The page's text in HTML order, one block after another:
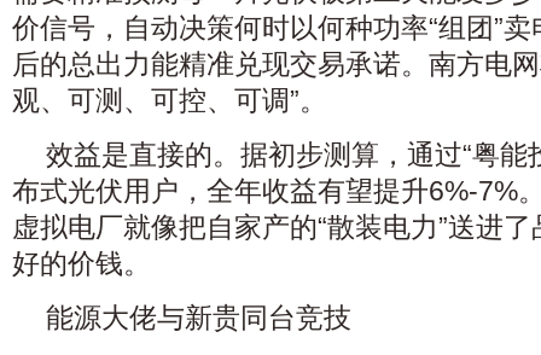
价信号，自动决策何时以何种功率“组团”
后的总出力能精准兑现交易承诺。南方电
观、可测、可控、可调”。
效益是直接的。据初步测算，通过“粤能
布式光伏用户，全年收益有望提升6%-7%
虚拟电厂就像把自家产的“散装电力”送进
好的价钱。
能源大佬与新贵同台竞技